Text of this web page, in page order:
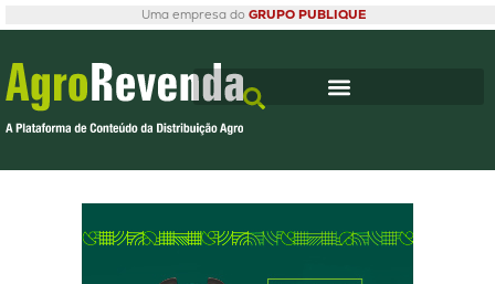
Uma empresa do GRUPO PUBLIQUE